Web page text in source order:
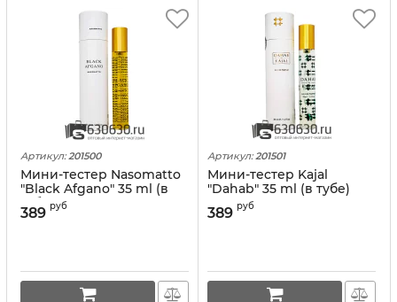
Артикул: 201500
Мини-тестер Nasomatto
"Black Afgano" 35 ml (в
тубе)
389 руб
Артикул: 201501
Мини-тестер Kajal
"Dahab" 35 ml (в тубе)
389 руб